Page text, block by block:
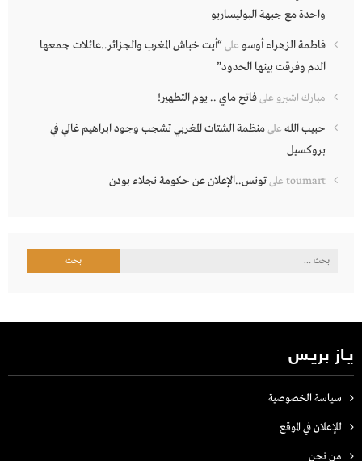
واحدة مع جبهة البوليساريو
فاطمة الزهراء أوسو على“أيت خباش المغرب والجزائر..عائلات جمعها
الدم وفرقت بينها الحدود”
مبارك اشبرو علىفاتح ماي .. يوم التطهير!
حبيب الله علىمنظمة الشتات المغربي تشجب وجود ابراهيم غالي في
بروكسيل
toumart علىتونس..الإعلان عن حكومة نجلاء بودن
البحث
يـاز بريـس
سياسة الخصوصية
للإعلان في الموقع
من نحن